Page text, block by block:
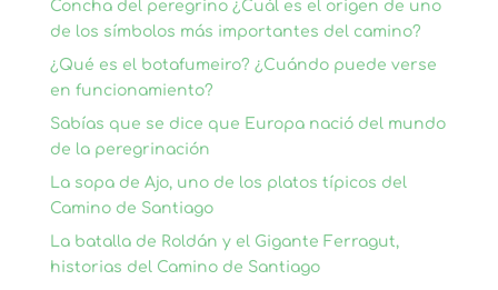
Concha del peregrino ¿Cuál es el origen de uno
de los símbolos más importantes del camino?
¿Qué es el botafumeiro? ¿Cuándo puede verse
en funcionamiento?
Sabías que se dice que Europa nació del mundo
de la peregrinación
La sopa de Ajo, uno de los platos típicos del
Camino de Santiago
La batalla de Roldán y el Gigante Ferragut,
historias del Camino de Santiago